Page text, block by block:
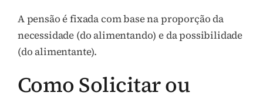
A pensão é fixada com base na proporção da
necessidade (do alimentando) e da possibilidade
(do alimentante).
Como Solicitar ou